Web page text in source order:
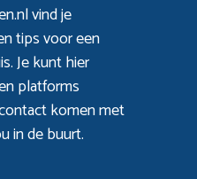
vind je
tips voor een
Je kunt hier
platforms
komen met
in de buurt.